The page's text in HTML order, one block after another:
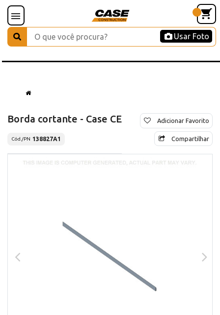
Usar Foto
Borda cortante - Case CE
Cód./PN 138827A1
Adicionar Favorito
Compartilhar